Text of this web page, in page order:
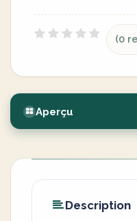
(0
Aperçu
Description